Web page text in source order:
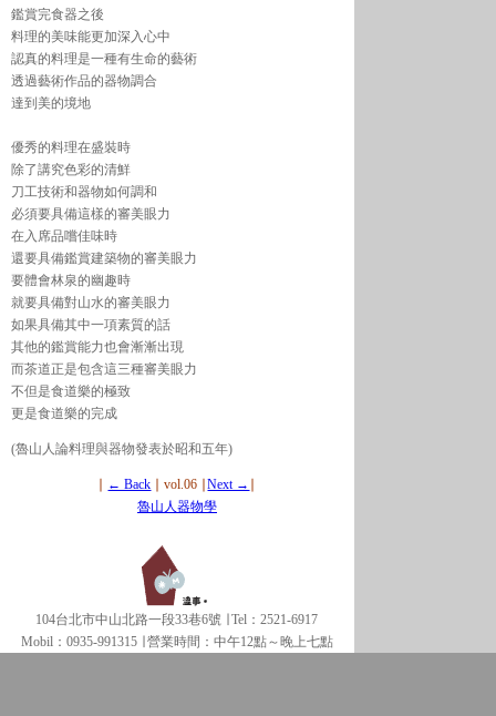
鑑賞完食器之後
料理的美味能更加深入心中
認真的料理是一種有生命的藝術
透過藝術作品的器物調合
達到美的境地
優秀的料理在盛裝時
除了講究色彩的清鮮
刀工技術和器物如何調和
必須要具備這樣的審美眼力
在入席品嚐佳味時
還要具備鑑賞建築物的審美眼力
要體會林泉的幽趣時
就要具備對山水的審美眼力
如果具備其中一項素質的話
其他的鑑賞能力也會漸漸出現
而茶道正是包含這三種審美眼力
不但是食道樂的極致
更是食道樂的完成
(魯山人論料理與器物發表於昭和五年)
← Back ∣ vol.06 ∣Next →
魯山人器物學
104台北市中山北路一段33巷6號 ∣ Tel：2521-6917
Mobil：0935-991315 ∣
營業時間：中午12點～晚上七點